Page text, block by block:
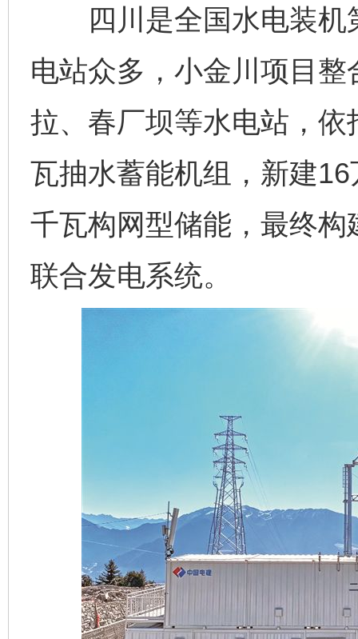
四川是全国水电装机
电站众多，小金川项目
拉、春厂坝等水电站，
瓦抽水蓄能机组，新建
千瓦构网型储能，最终
联合发电系统。